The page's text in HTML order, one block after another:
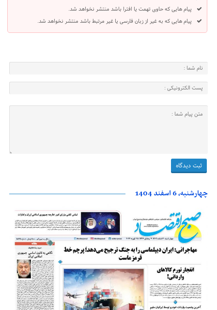
پیام هایی که حاوی تهمت یا افترا باشد منتشر نخواهد شد.
پیام هایی که به غیر از زبان فارسی یا غیر مرتبط باشد منتشر نخواهد شد.
چهارشنبه، 6 اسفند 1404